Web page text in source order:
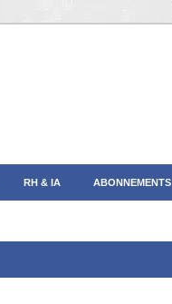
RH & IA ABONNEMENTS